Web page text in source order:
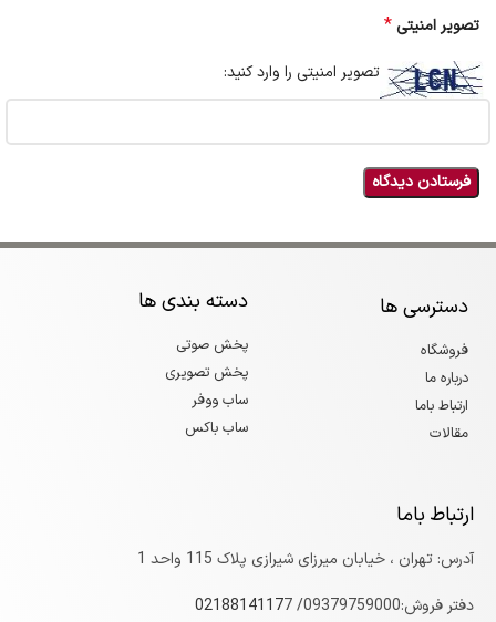
تصویر امنیتی*
تصویر امنیتی را وارد کنید:
دسترسی ها
فروشگاه
درباره ما
ارتباط باما
مقالات
دسته بندی ها
پخش صوتی
پخش تصویری
ساب ووفر
ساب باکس
ارتباط باما
آدرس: تهران ، خیابان میرزای شیرازی پلاک 115 واحد 1
دفتر فروش:09379759000/
02188141177